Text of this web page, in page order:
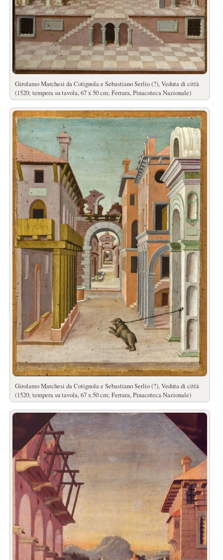
Girolamo Marchesi da Cotignola e Sebastiano Serlio (?), Veduta di città
(1520; tempera su tavola, 67 x 50 cm; Ferrara, Pinacoteca Nazionale)
Girolamo Marchesi da Cotignola e Sebastiano Serlio (?), Veduta di città
(1520; tempera su tavola, 67 x 50 cm; Ferrara, Pinacoteca Nazionale)